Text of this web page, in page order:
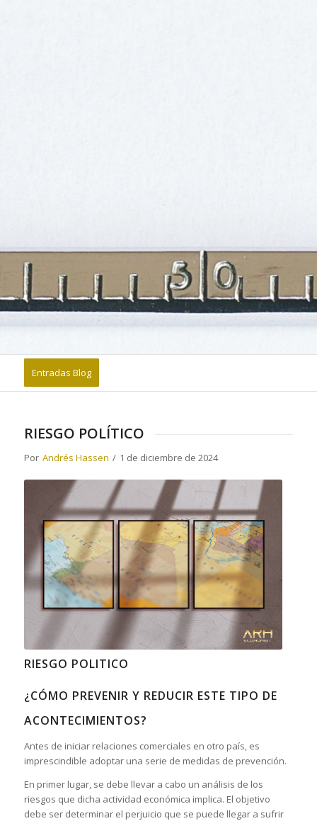
Entradas Blog
RIESGO POLÍTICO
Por Andrés Hassen / 1 de diciembre de 2024
RIESGO POLITICO
¿CÓMO PREVENIR Y REDUCIR ESTE TIPO DE
ACONTECIMIENTOS?
Antes de iniciar relaciones comerciales en otro país, es
imprescindible adoptar una serie de medidas de prevención.
En primer lugar, se debe llevar a cabo un análisis de los
riesgos que dicha actividad económica implica. El objetivo
debe ser determinar el perjuicio que se puede llegar a sufrir